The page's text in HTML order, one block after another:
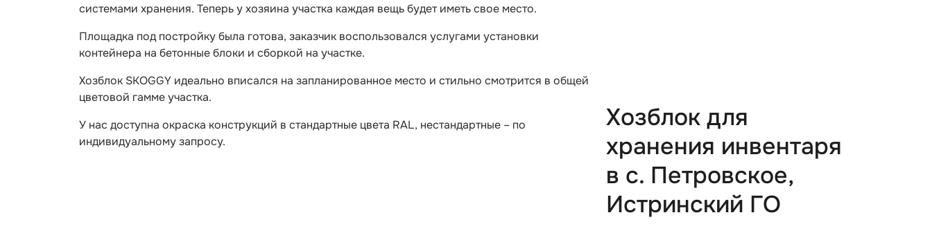
системами хранения. Теперь у хозяина участка каждая вещь будет иметь свое место.
Площадка под постройку была готова, заказчик воспользовался услугами установки
контейнера на бетонные блоки и сборкой на участке.
Хозблок SKOGGY идеально вписался на запланированное место и стильно смотрится в общей
цветовой гамме участка.
У нас доступна окраска конструкций в стандартные цвета RAL, нестандартные – по
индивидуальному запросу.
Хозблок для
хранения инвентаря
в с. Петровское,
Истринский ГО